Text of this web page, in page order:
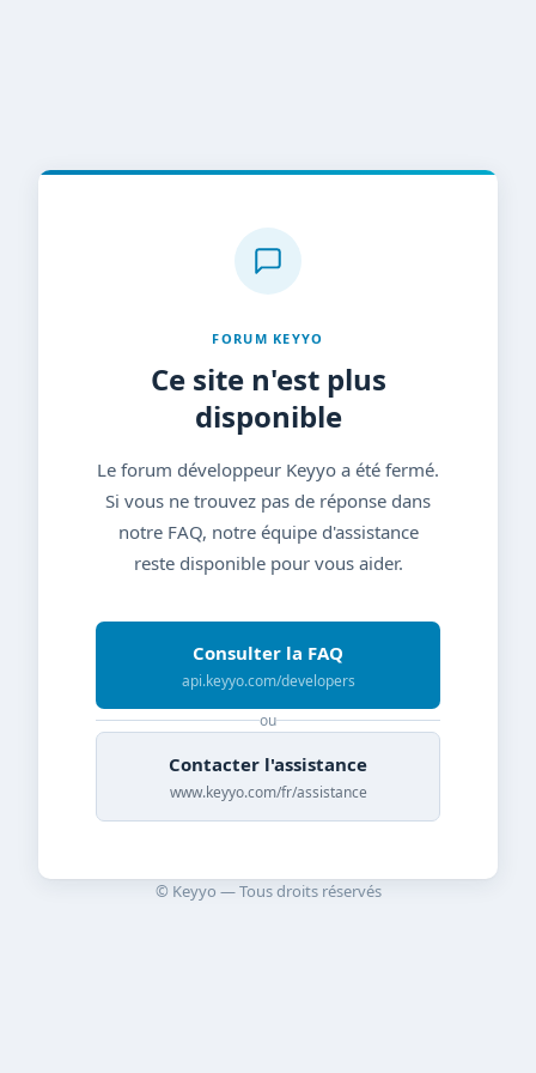
FORUM KEYYO
Ce site n'est plus
disponible
Le forum développeur Keyyo a été fermé.
Si vous ne trouvez pas de réponse dans
notre FAQ, notre équipe d'assistance
reste disponible pour vous aider.
Consulter la FAQ
api.keyyo.com/developers
ou
Contacter l'assistance
www.keyyo.com/fr/assistance
© Keyyo — Tous droits réservés